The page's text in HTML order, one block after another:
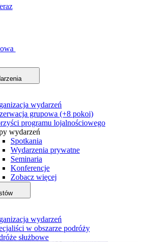
wydarzeń
grupowa (+8 pokoi)
programu lojalnościowego
wydarzeń
Spotkania
Wydarzenia prywatne
Seminaria
Konferencje
Zobacz więcej
wydarzeń
w obszarze podróży
służbowe